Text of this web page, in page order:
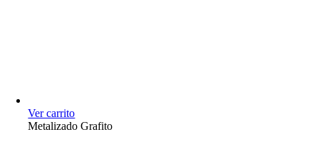
Ver carrito
Metalizado Grafito